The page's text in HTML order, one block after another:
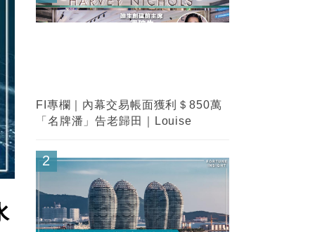
FI專欄｜內幕交易帳面獲利＄850萬
「名牌潘」告老歸田｜Louise
2